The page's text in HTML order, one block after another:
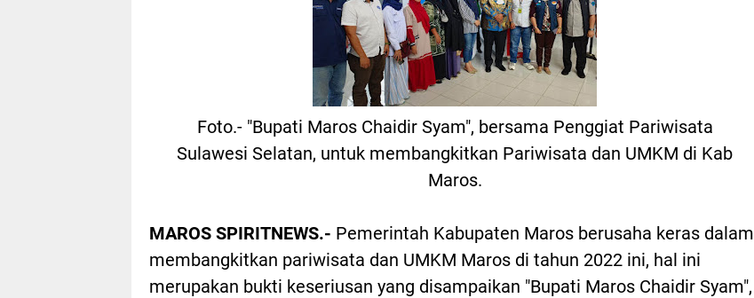
Foto.- "Bupati Maros Chaidir Syam", bersama Penggiat Pariwisata
Sulawesi Selatan, untuk membangkitkan Pariwisata dan UMKM di Kab
Maros.
MAROS SPIRITNEWS.- Pemerintah Kabupaten Maros berusaha keras dalam
membangkitkan pariwisata dan UMKM Maros di tahun 2022 ini, hal ini
merupakan bukti keseriusan yang disampaikan "Bupati Maros Chaidir Syam",